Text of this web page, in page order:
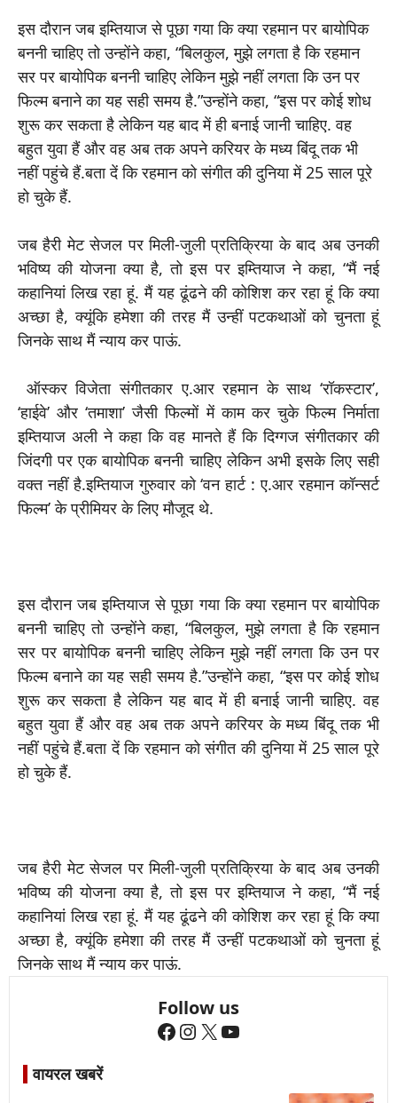
इस दौरान जब इम्तियाज से पूछा गया कि क्या रहमान पर बायोपिक
बननी चाहिए तो उन्होंने कहा, “बिलकुल, मुझे लगता है कि रहमान
सर पर बायोपिक बननी चाहिए लेकिन मुझे नहीं लगता कि उन पर
फिल्म बनाने का यह सही समय है.”उन्होंने कहा, “इस पर कोई शोध
शुरू कर सकता है लेकिन यह बाद में ही बनाई जानी चाहिए. वह
बहुत युवा हैं और वह अब तक अपने करियर के मध्य बिंदू तक भी
नहीं पहुंचे हैं.बता दें कि रहमान को संगीत की दुनिया में 25 साल पूरे
हो चुके हैं.
जब हैरी मेट सेजल पर मिली-जुली प्रतिक्रिया के बाद अब उनकी
भविष्य की योजना क्या है, तो इस पर इम्तियाज ने कहा, “मैं नई
कहानियां लिख रहा हूं. मैं यह ढूंढने की कोशिश कर रहा हूं कि क्या
अच्छा है, क्यूंकि हमेशा की तरह मैं उन्हीं पटकथाओं को चुनता हूं
जिनके साथ मैं न्याय कर पाऊं.
ऑस्कर विजेता संगीतकार ए.आर रहमान के साथ ‘रॉकस्टार’,
‘हाईवे’ और ‘तमाशा’ जैसी फिल्मों में काम कर चुके फिल्म निर्माता
इम्तियाज अली ने कहा कि वह मानते हैं कि दिग्गज संगीतकार की
जिंदगी पर एक बायोपिक बननी चाहिए लेकिन अभी इसके लिए सही
वक्त नहीं है.इम्तियाज गुरुवार को ‘वन हार्ट : ए.आर रहमान कॉन्सर्ट
फिल्म’ के प्रीमियर के लिए मौजूद थे.
इस दौरान जब इम्तियाज से पूछा गया कि क्या रहमान पर बायोपिक
बननी चाहिए तो उन्होंने कहा, “बिलकुल, मुझे लगता है कि रहमान
सर पर बायोपिक बननी चाहिए लेकिन मुझे नहीं लगता कि उन पर
फिल्म बनाने का यह सही समय है.”उन्होंने कहा, “इस पर कोई शोध
शुरू कर सकता है लेकिन यह बाद में ही बनाई जानी चाहिए. वह
बहुत युवा हैं और वह अब तक अपने करियर के मध्य बिंदू तक भी
नहीं पहुंचे हैं.बता दें कि रहमान को संगीत की दुनिया में 25 साल पूरे
हो चुके हैं.
जब हैरी मेट सेजल पर मिली-जुली प्रतिक्रिया के बाद अब उनकी
भविष्य की योजना क्या है, तो इस पर इम्तियाज ने कहा, “मैं नई
कहानियां लिख रहा हूं. मैं यह ढूंढने की कोशिश कर रहा हूं कि क्या
अच्छा है, क्यूंकि हमेशा की तरह मैं उन्हीं पटकथाओं को चुनता हूं
जिनके साथ मैं न्याय कर पाऊं.
Follow us
Facebook
Instagram
X YouTube
वायरल खबरें